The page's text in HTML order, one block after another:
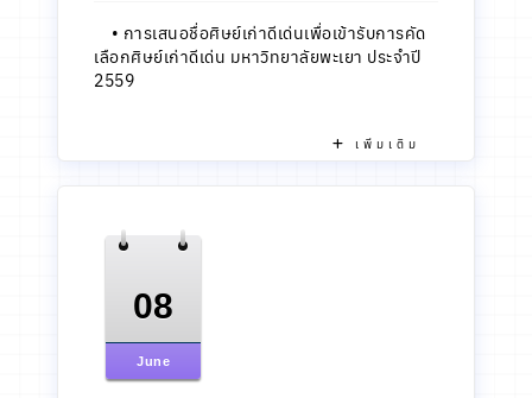
• การเสนอชื่อศิษย์เก่าดีเด่นเพื่อเข้ารับการคัด
เลือกศิษย์เก่าดีเด่น มหาวิทยาลัยพะเยา ประจำปี
2559
เพิ่มเติม
08
June